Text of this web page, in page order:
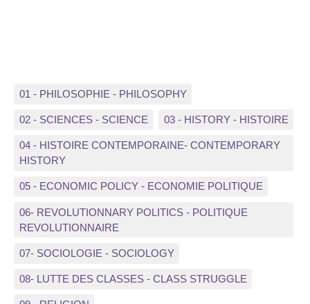
01 - PHILOSOPHIE - PHILOSOPHY
02 - SCIENCES - SCIENCE 03 - HISTORY - HISTOIRE
04 - HISTOIRE CONTEMPORAINE- CONTEMPORARY
HISTORY
05 - ECONOMIC POLICY - ECONOMIE POLITIQUE
06- REVOLUTIONNARY POLITICS - POLITIQUE
REVOLUTIONNAIRE
07- SOCIOLOGIE - SOCIOLOGY
08- LUTTE DES CLASSES - CLASS STRUGGLE